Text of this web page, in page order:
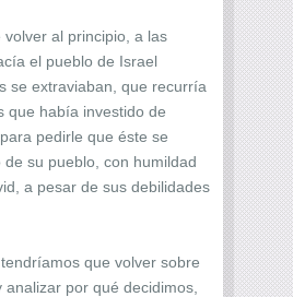
al principio, a las
el pueblo de Israel
se extraviaban, que recurría
que había investido de
pedirle que éste se
de su pueblo, con humildad
a pesar de sus debilidades
que volver sobre
analizar por qué decidimos,